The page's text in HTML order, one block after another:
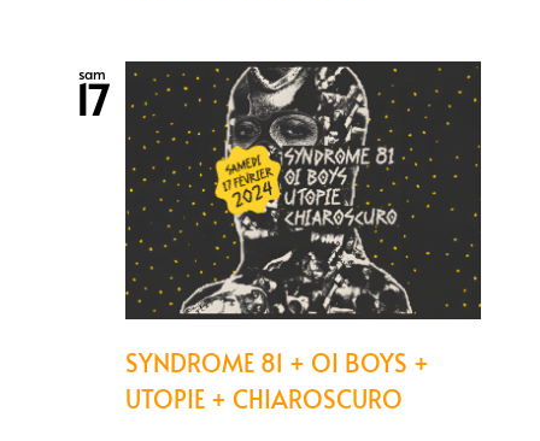
sam
17
SYNDROME 81 + OI BOYS +
UTOPIE + CHIAROSCURO